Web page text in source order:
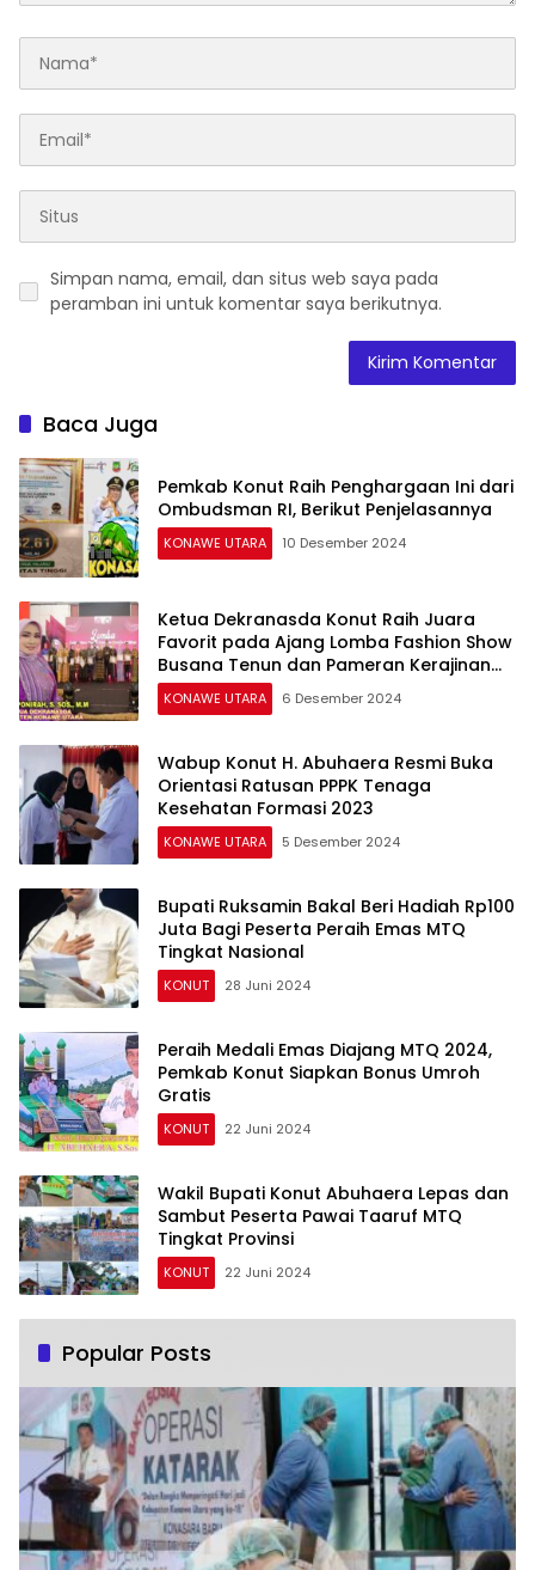
Simpan nama, email, dan situs web saya pada
peramban ini untuk komentar saya berikutnya.
Baca Juga
Pemkab Konut Raih Penghargaan Ini dari
Ombudsman RI, Berikut Penjelasannya
KONAWE UTARA 10 Desember 2024
Ketua Dekranasda Konut Raih Juara
Favorit pada Ajang Lomba Fashion Show
Busana Tenun dan Pameran Kerajinan
Sultra 2024
KONAWE UTARA 6 Desember 2024
Wabup Konut H. Abuhaera Resmi Buka
Orientasi Ratusan PPPK Tenaga
Kesehatan Formasi 2023
KONAWE UTARA 5 Desember 2024
Bupati Ruksamin Bakal Beri Hadiah Rp100
Juta Bagi Peserta Peraih Emas MTQ
Tingkat Nasional
KONUT 28 Juni 2024
Peraih Medali Emas Diajang MTQ 2024,
Pemkab Konut Siapkan Bonus Umroh
Gratis
KONUT 22 Juni 2024
Wakil Bupati Konut Abuhaera Lepas dan
Sambut Peserta Pawai Taaruf MTQ
Tingkat Provinsi
KONUT 22 Juni 2024
Popular Posts